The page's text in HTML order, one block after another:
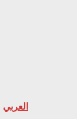
العربي